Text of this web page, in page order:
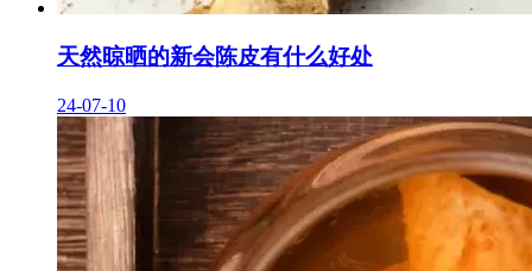
天然晾晒的新会陈皮有什么好处
24-07-10